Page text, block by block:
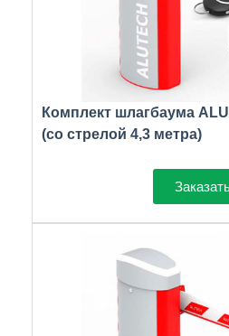
Комплект шлагбаума
(со стрелой 4,3 метра)